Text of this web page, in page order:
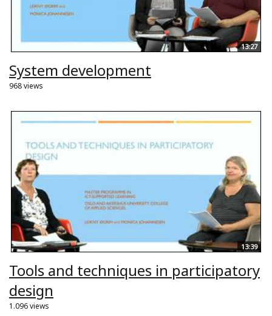
13:27
System development
968 views
13:39
Tools and techniques in participatory
design
1.096 views